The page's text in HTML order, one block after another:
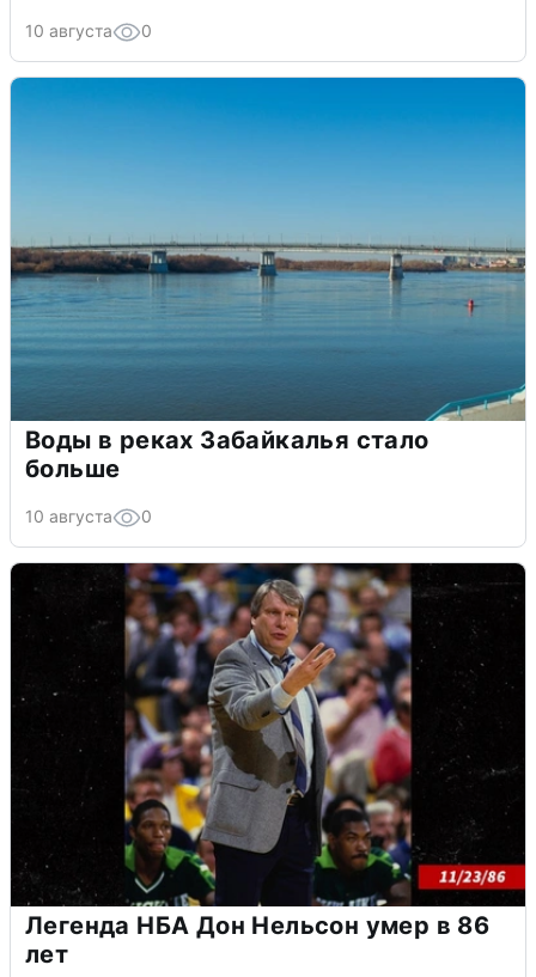
10 августа 0
Воды в реках Забайкалья стало
больше
10 августа 0
Легенда НБА Дон Нельсон умер в 86
лет